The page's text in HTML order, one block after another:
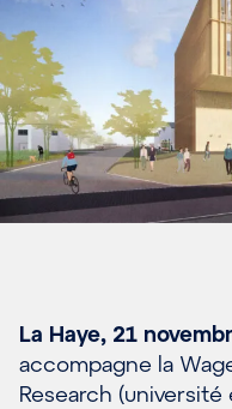
La Haye, 21
accompagne la
Research